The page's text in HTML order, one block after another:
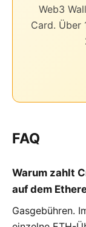
Web3
Card. Über
FAQ
Warum zahlt
auf dem
Gasgebühren.